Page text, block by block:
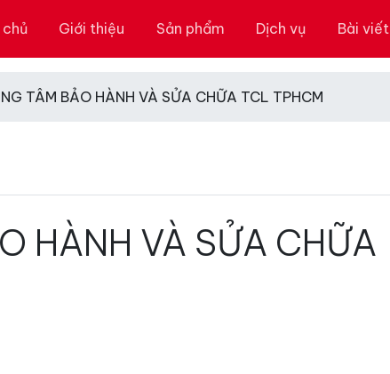
chủ Giới thiệu Sản phẩm Dịch vụ Bài viết
TÂM BẢO HÀNH VÀ SỬA CHỮA TCL TPHCM
HÀNH VÀ SỬA CHỮA